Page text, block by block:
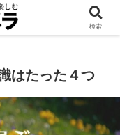
チ
はたった４つ
検索